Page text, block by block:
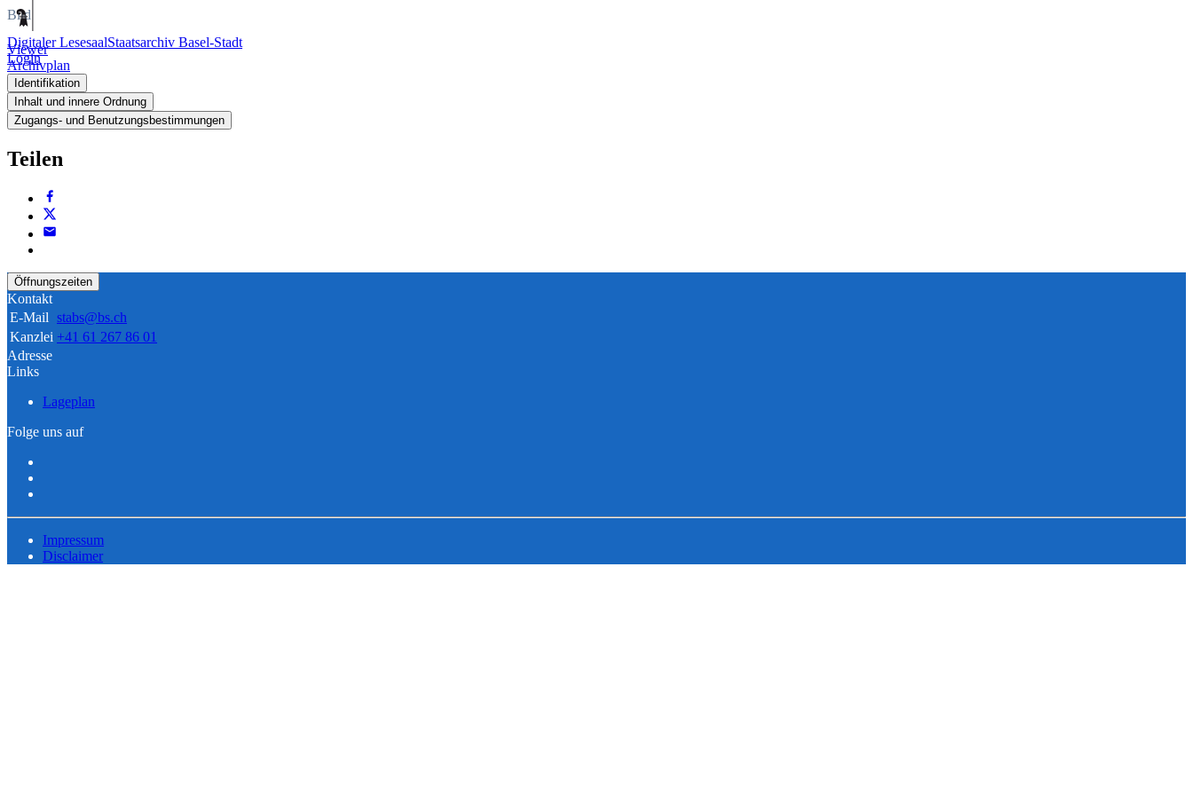
Digitaler LesesaalStaatsarchiv Basel-Stadt
Login
Bild
Viewer
Archivplan
Identifikation
Inhalt und innere Ordnung
Zugangs- und Benutzungsbestimmungen
Teilen
Öffnungszeiten
Kontakt
E-Mail stabs@bs.ch
Kanzlei +41 61 267 86 01
Adresse
Links
Lageplan
Folge uns auf
Impressum
Disclaimer